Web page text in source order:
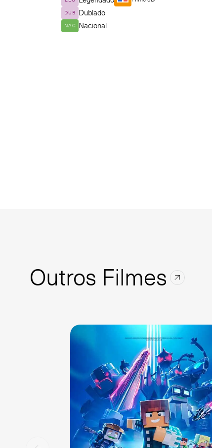
DUB Dublado
NAC Nacional
Outros Filmes
Sala 1 13:00 NAC